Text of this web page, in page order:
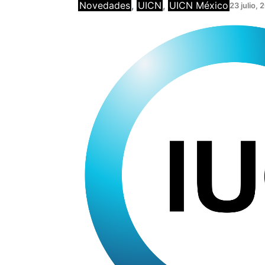
Novedades, UICN , UICN México 23 julio,